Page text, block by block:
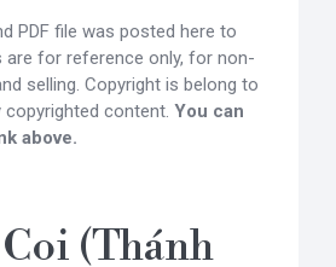
PDF file was posted here to
for reference only, for non-
selling. Copyright is belong to
content. You can
above.
(Thánh